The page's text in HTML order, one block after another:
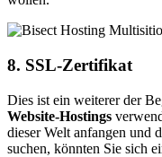
8. SSL-Zertifikat
Dies ist ein weiterer der
Website-Hostings
dieser Welt anfangen und
suchen, könnten Sie sich